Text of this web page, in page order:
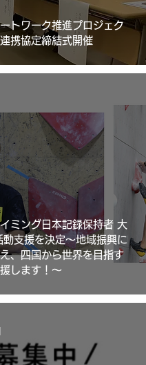
ートワーク推進プロジェク
携協定締結式開催
ミング日本記録保持者 大
支援を決定〜地域振興に
、四国から世界を目指す
します！〜